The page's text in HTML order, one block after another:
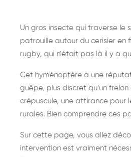
Destruction de nid de
frelons asiatiques :
intervention partout
France
Un gros insecte qui traverse le
patrouille autour du cerisier en
rugby, qui n'était pas là il y a
Cet hyménoptère a une
guêpe, plus discret qu'un
crépuscule, une attirance pour
rurales. Bien comprendre ces
Sur cette page, vous allez
intervention est vraiment